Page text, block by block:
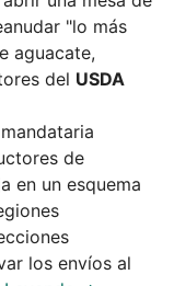
"lo más
aguacate,
del USDA
de
en un esquema
los envíos al